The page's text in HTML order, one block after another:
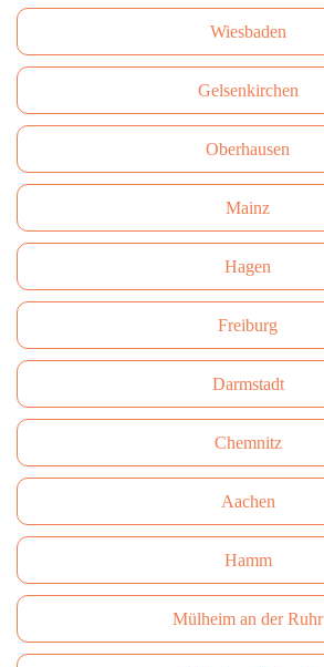
Wiesbaden
Gelsenkirchen
Oberhausen
Mainz
Hagen
Freiburg
Darmstadt
Сhemnitz
Aachen
Hamm
Mülheim an der Ruhr